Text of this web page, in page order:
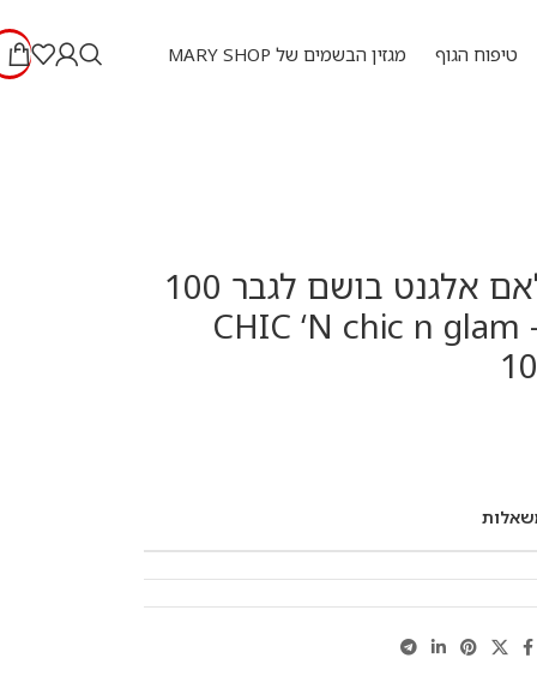
טיפוח הגוף מגזין הבשמים של MARY SHOP
שיק אנד גלאם אלגנט בושם לגבר 100
מ”ל א.ד.פ – CHIC ‘N chic n glam